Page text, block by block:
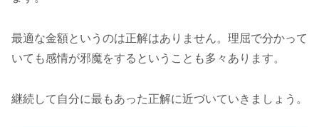
最適な金額というのは正解はありません。理屈で分かって
いても感情が邪魔をするということも多々あります。
継続して自分に最もあった正解に近づいていきましょう。